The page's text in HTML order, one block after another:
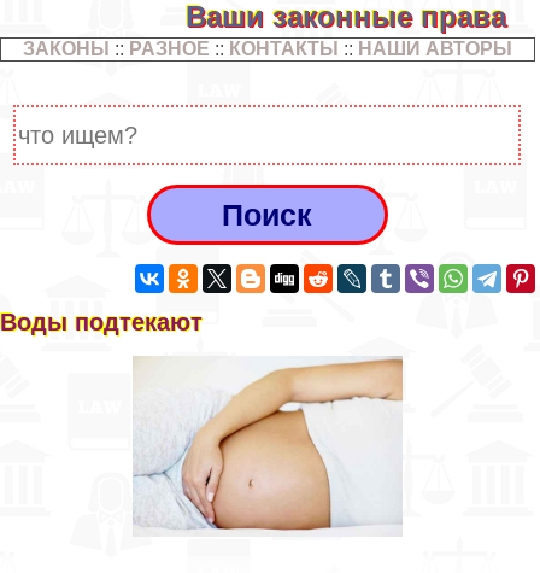
Ваши законные права
ЗАКОНЫ :: РАЗНОЕ :: КОНТАКТЫ :: НАШИ АВТОРЫ
Воды подтекают